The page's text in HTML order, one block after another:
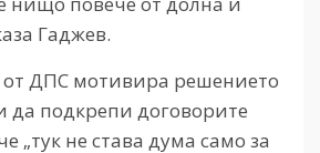
Гаджев.
ДПС мотивира решението
да подкрепи договорите
„тук не става дума само за